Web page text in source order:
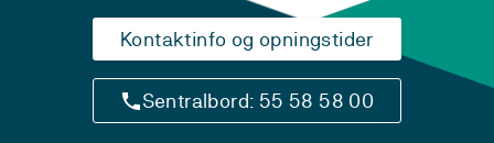
Kontaktinfo og opningstider
Sentralbord: 55 58 58 00